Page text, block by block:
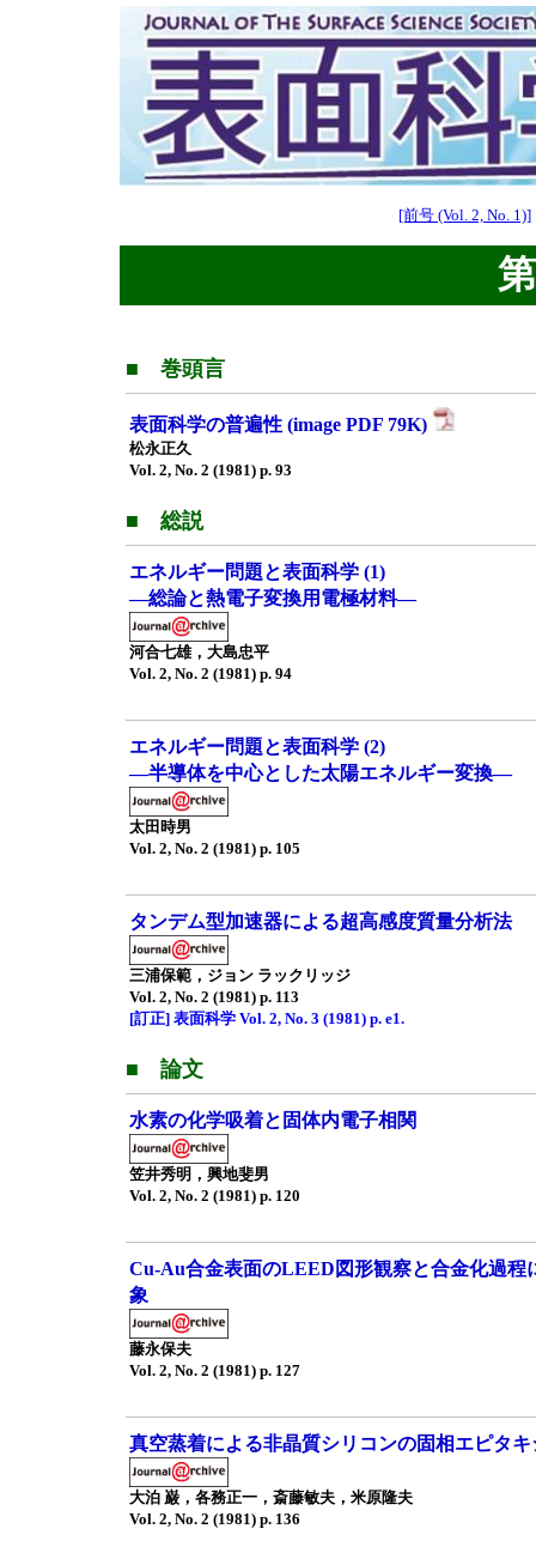
[前号 (Vol. 2, No. 1)]
■ 巻頭言
表面科学の普遍性 (image PDF 79K)
松永正久
Vol. 2, No. 2 (1981) p. 93
■ 総説
エネルギー問題と表面科学 (1)
—総論と熱電子変換用電極材料—
河合七雄，大島忠平
Vol. 2, No. 2 (1981) p. 94
エネルギー問題と表面科学 (2)
—半導体を中心とした太陽エネルギー変換—
太田時男
Vol. 2, No. 2 (1981) p. 105
タンデム型加速器による超高感度質量分析法
三浦保範，ジョン ラックリッジ
Vol. 2, No. 2 (1981) p. 113
[訂正] 表面科学 Vol. 2, No. 3 (1981) p. e1.
■ 論文
水素の化学吸着と固体内電子相関
笠井秀明，興地斐男
Vol. 2, No. 2 (1981) p. 120
Cu-Au合金表面のLEED図形観察と合金化過程
象
藤永保夫
Vol. 2, No. 2 (1981) p. 127
真空蒸着による非晶質シリコンの固相エピタ
大泊 巌，各務正一，斎藤敏夫，米原隆夫
Vol. 2, No. 2 (1981) p. 136